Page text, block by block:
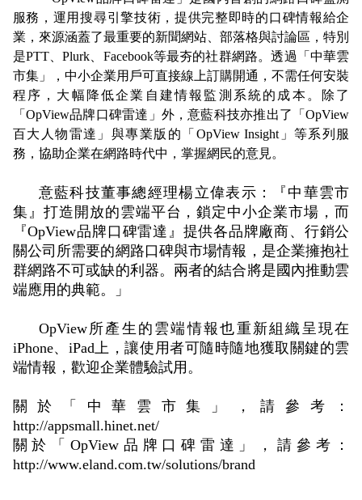
服務，運用搜尋引擎技術，提供完整即時的口碑情報給企
業，來源涵蓋了最重要的新聞網站、部落格與討論區，特別
是PTT、Plurk、Facebook等最夯的社群網路。透過「中華雲
市集」，中小企業用戶可直接線上訂購開通，不需任何安裝
程序，大幅降低企業自建情報監測系統的成本。除了
「OpView品牌口碑雷達」外，意藍科技亦推出了「OpView
百大人物雷達」與專業版的
「OpView Insight」等系列服
務，協助企業在網路時代中，掌握網民的意見。
意藍科技董事總經理楊立偉表示：『中華雲市
集』打造開放的雲端平台，鎖定中小企業市場，而
『OpView品牌口碑雷達』提供各品牌廠商、行銷公
關公司所需要的網路口碑與市場情報，是企業擁抱社
群網路不可或缺的利器。兩者的結合將是國內推動雲
端應用的典範。」
OpView所產生的雲端情報也重新組織呈現在
iPhone、iPad上，讓使用者可隨時隨地獲取關鍵的雲
端情報，歡迎企業體驗試用。
關於「中華雲市集」，請參考：
http://appsmall.hinet.net/
關於「OpView品牌口碑雷達」，請參考：
http://www.eland.com.tw/solutions/brand